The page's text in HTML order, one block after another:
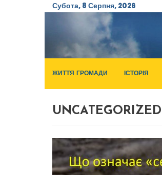
Субота, 8 Серпня, 2026
ЖИТТЯ ГРОМАДИ ІСТОРІЯ
UNCATEGORIZED